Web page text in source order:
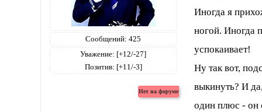
Сообщений: 425
Уважение: [+12/-27]
Позитив: [+11/-3]
Иногда я
ногой. Иногда
успокаивает!
Ну так вот,
выкинуть? И
один плюс - он